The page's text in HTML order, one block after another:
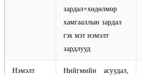
зардал+хөдөлмөр
хамгааллын зардал
гэх мэт нэмэлт
зардлууд
Нэмэлт
Нийгмийн асуудал,